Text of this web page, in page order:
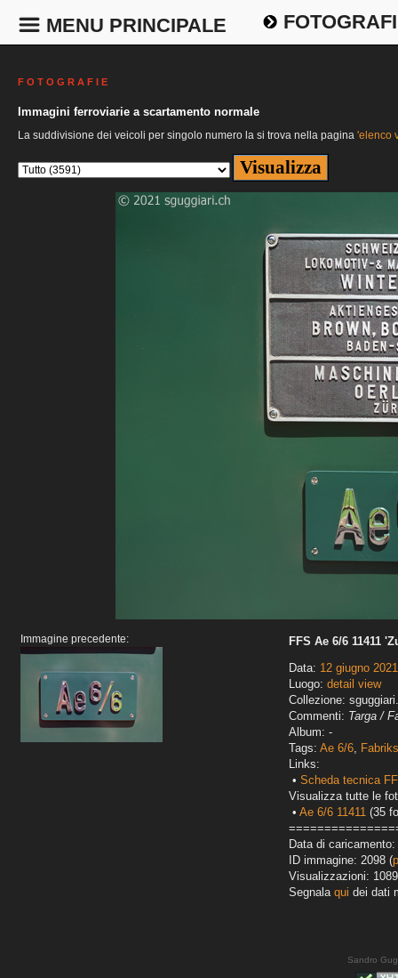
MENU PRINCIPALE
F O T O G R A F I E
Immagini ferroviarie a scartamento normale
La suddivisione dei veicoli per singolo numero la si trova nella pagina 'elenco
Immagine precedente:
FFS Ae 6/6 11411
Data: 12 giugno 2021
Luogo: detail view
Collezione:
Commenti: Targa /
Album: -
Tags: Ae 6/6,
Links:
• Scheda tecnica
Visualizza tutte le
• Ae 6/6 11411 (35
Data di
ID immagine: 2098 (
Visualizzazioni: 1089
Segnala qui dei dati
Sandro